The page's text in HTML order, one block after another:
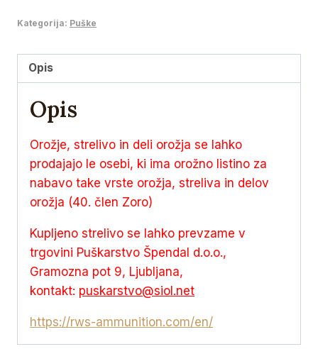
57
KS
8,2g
količina
Kategorija: Puške
Opis
Opis
Orožje, strelivo in deli orožja se lahko
prodajajo le osebi, ki ima orožno listino za
nabavo take vrste orožja, streliva in delov
orožja (40. člen Zoro)
Kupljeno strelivo se lahko prevzame v
trgovini Puškarstvo Špendal d.o.o.,
Gramozna pot 9, Ljubljana,
kontakt: puskarstvo@siol.net
https://rws-ammunition.com/en/